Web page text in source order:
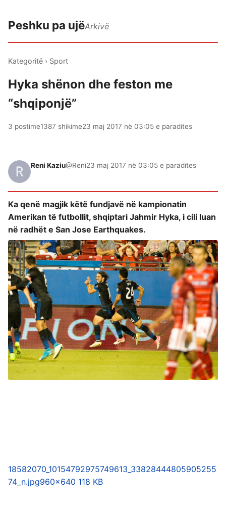
Peshku pa ujëArkivë
Kategoritë › Sport
Hyka shënon dhe feston me
“shqiponjë”
3 postime1387 shikime23 maj 2017 në 03:05 e paradites
Reni Kaziu@Reni23 maj 2017 në 03:05 e paradites
Ka qenë magjik këtë fundjavë në kampionatin
Amerikan të futbollit, shqiptari Jahmir Hyka, i cili luan
në radhët e San Jose Earthquakes.
18582070_10154792975749613_33828444805905255
74_n.jpg960×640 118 KB